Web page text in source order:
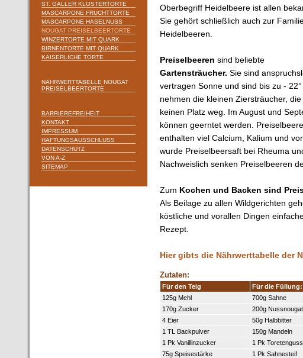
ST. GALLER KLOSTERTORTE
MASCARPONE FRUCHTTORTE
MASCARPONE HASELNUSS
NOUGAT PREISELBEERTORTE
WINZERTORTE MIT QUARK
BIRNENTORTE MIT QUARK
KAISERLICHE TORTE
NÄHRWERTTABELLE NOUGAT
PREISELBEERTORTE
BARRIEREFREIHEIT
KONTAKT
IMPRESSUM
HAFTUNGSAUSSCHLUSS
DATENSCHUTZ
VON A-Z
SITEMAP
Oberbegriff Heidelbeere ist allen
Sie gehört schließlich auch zur
Heidelbeeren.
Preiselbeeren sind beliebte
Gartensträucher. Sie sind
vertragen Sonne und sind bis zu -
nehmen die kleinen Ziersträucher,
keinen Platz weg. Im August und
können geerntet werden.
enthalten viel Calcium, Kalium und
wurde Preiselbeersaft bei Rheuma
Nachweislich senken Preiselbeeren
Zum Kochen und Backen sind
Als Beilage zu allen Wildgerichten
köstliche und vorallen Dingen
Rezept.
Hier gibts die Nährwerttabelle der
Zutaten:
Für den Teig Für die Füllung:
125g Mehl
700g Sahne
170g Zucker
200g Nussnougat
4 Eier
50g Halbbitter
1 TL Backpulver
150g Mandeln
1 Pk Vanillinzucker
1 Pk Toretenguss
75g Speisestärke
1 Pk Sahnesteif